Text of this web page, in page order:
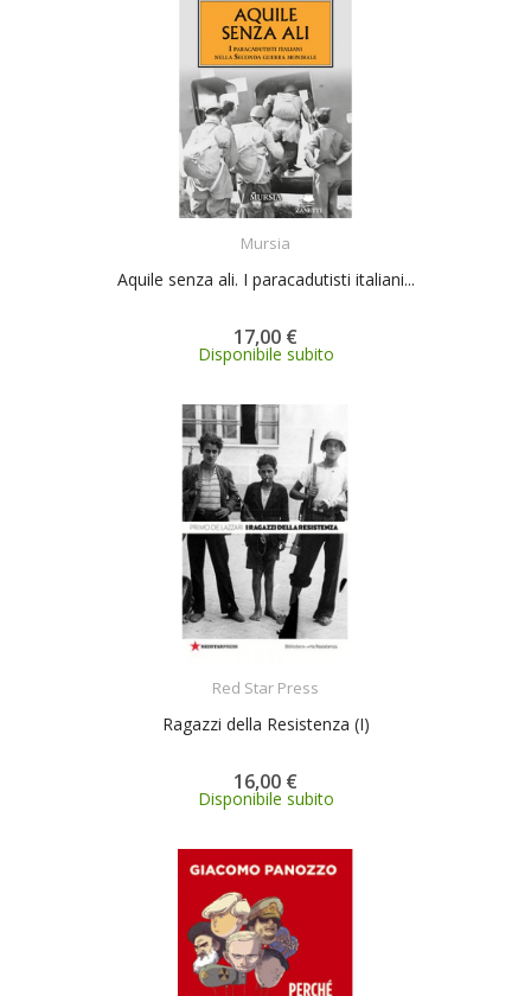
Mursia
Aquile senza ali. I paracadutisti italiani...
17,00 €
Disponibile subito
Red Star Press
Ragazzi della Resistenza (I)
16,00 €
Disponibile subito